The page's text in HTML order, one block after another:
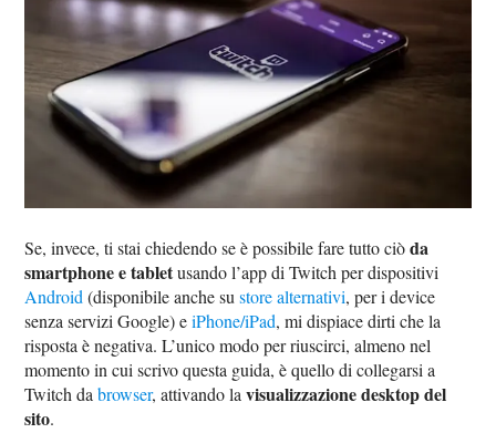
Se, invece, ti stai chiedendo se è possibile fare tutto ciòda
smartphone e tabletusando l’app di Twitch per dispositivi
Android(disponibile anche sustore alternativi, per i device
senza servizi Google) eiPhone/iPad, mi dispiace dirti che la
risposta è negativa. L’unico modo per riuscirci, almeno nel
momento in cui scrivo questa guida, è quello di collegarsi a
Twitch dabrowser, attivando lavisualizzazione desktop del
sito.